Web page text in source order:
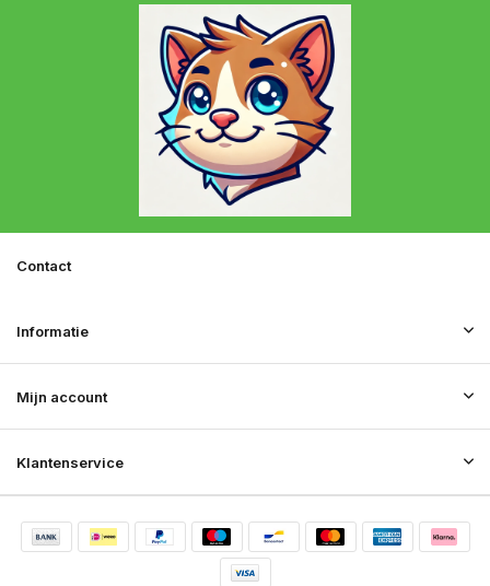
Klantenservice
Mijn account
Informatie
Contact